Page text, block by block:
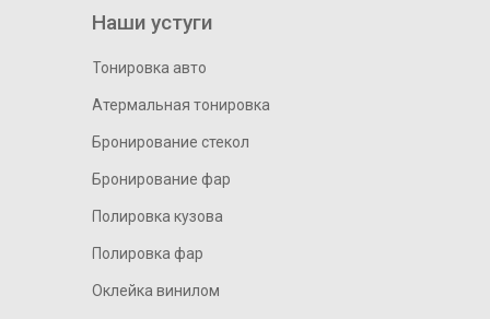
Наши устуги
Тонировка авто
Атермальная тонировка
Бронирование стекол
Бронирование фар
Оклейка винилом
Полировка кузова
Полировка фар